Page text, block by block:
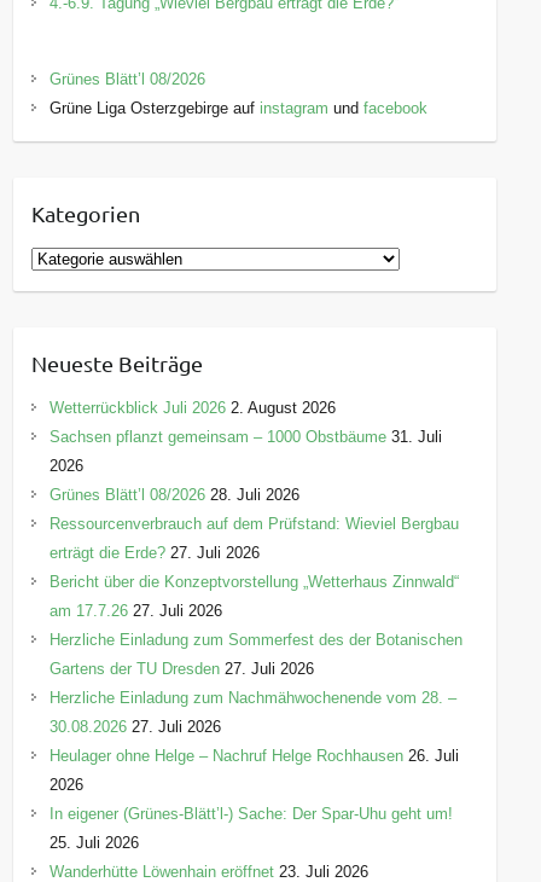
Grünes Blätt’l 08/2026
Grüne Liga Osterzgebirge auf instagram undfacebook
Kategorien
K
a
g
o
r
e
n
Neueste Beiträge
Wetterrückblick Juli 2026 2. August 2026
Sachsen pflanzt gemeinsam – 1000 Obstbäume 31. Juli
2026
Grünes Blätt’l 08/2026 28. Juli 2026
Ressourcenverbrauch auf dem Prüfstand: Wieviel Bergbau
erträgt die Erde? 27. Juli 2026
Bericht über die Konzeptvorstellung „Wetterhaus Zinnwald“
am 17.7.26 27. Juli 2026
Herzliche Einladung zum Sommerfest des der Botanischen
Gartens der TU Dresden 27. Juli 2026
Herzliche Einladung zum Nachmähwochenende vom 28. –
30.08.2026 27. Juli 2026
Heulager ohne Helge – Nachruf Helge Rochhausen 26. Juli
2026
In eigener (Grünes-Blätt’l-) Sache: Der Spar-Uhu geht um!
25. Juli 2026
Wanderhütte Löwenhain eröffnet 23. Juli 2026